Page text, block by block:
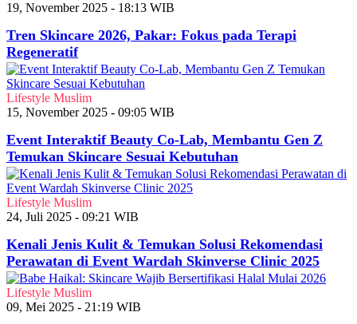
19, November 2025 - 18:13 WIB
Tren Skincare 2026, Pakar: Fokus pada Terapi
Regeneratif
Lifestyle Muslim
15, November 2025 - 09:05 WIB
Event Interaktif Beauty Co-Lab, Membantu Gen Z
Temukan Skincare Sesuai Kebutuhan
Lifestyle Muslim
24, Juli 2025 - 09:21 WIB
Kenali Jenis Kulit & Temukan Solusi Rekomendasi
Perawatan di Event Wardah Skinverse Clinic 2025
Lifestyle Muslim
09, Mei 2025 - 21:19 WIB